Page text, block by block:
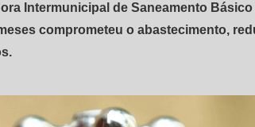
Intermunicipal de Saneamento
comprometeu o abastecimento,